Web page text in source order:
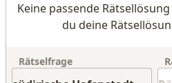
Keine passende
du deine
Rätselfrage